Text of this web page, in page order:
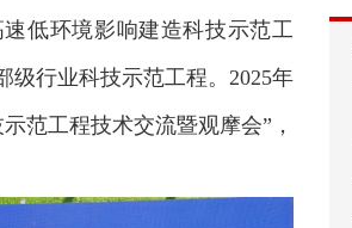
低环境影响建造科技示范工
级行业科技示范工程。2025年
范工程技术交流暨观摩会”，